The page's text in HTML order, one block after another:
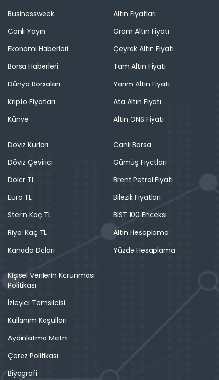
Businessweek
Canlı Yayın
Ekonomi Haberleri
Borsa Haberleri
Dünya Borsaları
Kripto Fiyatları
Künye
Altın Fiyatları
Gram Altın Fiyatı
Çeyrek Altın Fiyatı
Tam Altın Fiyatı
Yarım Altın Fiyatı
Ata Altın Fiyatı
Altın ONS Fiyatı
Döviz Kurları
Döviz Çevirici
Dolar TL
Euro TL
Sterin Kaç TL
Riyal Kaç TL
Kanada Doları
Canlı Borsa
Gümüş Fiyatları
Brent Petrol Fiyatı
Bilezik Fiyatları
BIST 100 Endeksi
Altın Hesaplama
Yüzde Hesaplama
Kişisel Verilerin Korunması
Politikası
İzleyici Temsilcisi
Kullanım Koşulları
Aydınlatma Metni
Çerez Politikası
Biyografi